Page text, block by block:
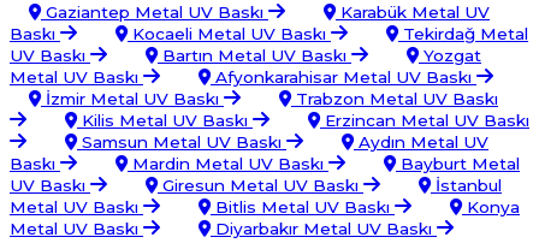
Gaziantep Metal UV Baskı
Karabük Metal UV
Baskı
Kocaeli Metal UV Baskı
Tekirdağ Metal
UV Baskı
Bartın Metal UV Baskı
Yozgat
Metal UV Baskı
Afyonkarahisar Metal UV Baskı
İzmir Metal UV Baskı
Trabzon Metal UV Baskı
Kilis Metal UV Baskı
Erzincan Metal UV Baskı
Samsun Metal UV Baskı
Aydın Metal UV
Baskı
Mardin Metal UV Baskı
Bayburt Metal
UV Baskı
Giresun Metal UV Baskı
İstanbul
Metal UV Baskı
Bitlis Metal UV Baskı
Konya
Metal UV Baskı
Diyarbakır Metal UV Baskı